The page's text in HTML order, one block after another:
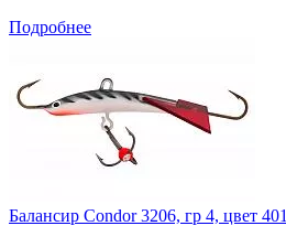
Подробнее
Балансир Condor 3206, гр 4, цвет 401